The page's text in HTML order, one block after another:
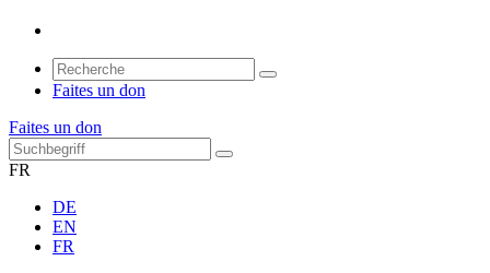
Faites un don
Faites un don
FR
DE
EN
FR